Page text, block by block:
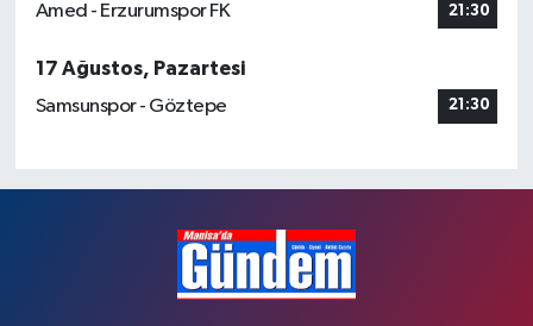
Amed - Erzurumspor FK 21:30
17 Ağustos, Pazartesi
Samsunspor - Göztepe
21:30